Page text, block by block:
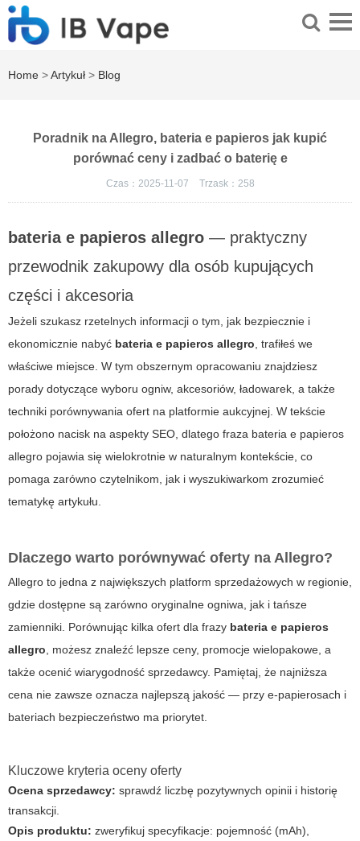
Home >Artykuł > Blog
Poradnik na Allegro, bateria e papieros jak kupić
porównać ceny i zadbać o baterię e
Czas：2025-11-07 Trzask： 258
bateria e papieros allegro — praktyczny
przewodnik zakupowy dla osób kupujących
części i akcesoria
Jeżeli szukasz rzetelnych informacji o tym, jak bezpiecznie i
ekonomicznie nabyć bateria e papieros allegro, trafiłeś we
właściwe miejsce. W tym obszernym opracowaniu znajdziesz
porady dotyczące wyboru ogniw, akcesoriów, ładowarek, a także
techniki porównywania ofert na platformie aukcyjnej. W tekście
położono nacisk na aspekty SEO, dlatego fraza bateria e papieros
allegro pojawia się wielokrotnie w naturalnym kontekście, co
pomaga zarówno czytelnikom, jak i wyszukiwarkom zrozumieć
tematykę artykułu.
Dlaczego warto porównywać oferty na Allegro?
Allegro to jedna z największych platform sprzedażowych w regionie,
gdzie dostępne są zarówno oryginalne ogniwa, jak i tańsze
zamienniki. Porównując kilka ofert dla frazy bateria e papieros
allegro, możesz znaleźć lepsze ceny, promocje wielopakowe, a
także ocenić wiarygodność sprzedawcy. Pamiętaj, że najniższa
cena nie zawsze oznacza najlepszą jakość — przy e-papierosach i
bateriach bezpieczeństwo ma priorytet.
Kluczowe kryteria oceny oferty
Ocena sprzedawcy: sprawdź liczbę pozytywnych opinii i historię
transakcji.
Opis produktu: zweryfikuj specyfikacje: pojemność (mAh),